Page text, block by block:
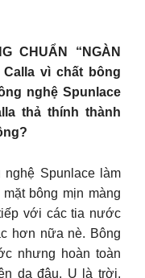
CHUẨN “NGÀN
vì chất bông
nghệ Spunlace
thả thính thành
Spunlace làm
bông mịn màng
với các tia nước
hơn nữa nè. Bông
nhưng hoàn toàn
da đâu. U là trời,